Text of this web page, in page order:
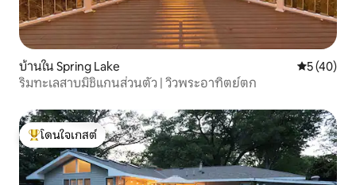
บ้านใน Spring Lake คะแนนเฉลี่
5 (40)
ริมทะเลสาบมิชิแกนส่วนตัว | วิวพระอาทิตย์ตก
โดนใจเกสต์ที่สุด
โดนใจเกสต์